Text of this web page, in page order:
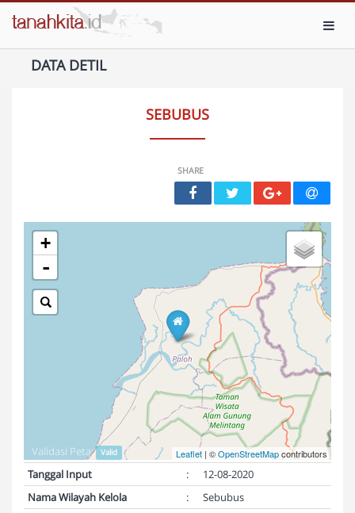
DATA DETIL
SEBUBUS
SHARE
+
-
Leaflet | ©OpenStreetMapcontributors
Validasi Peta: Valid
Tanggal Input :
12-08-2020
Nama Wilayah Kelola
:
Sebubus